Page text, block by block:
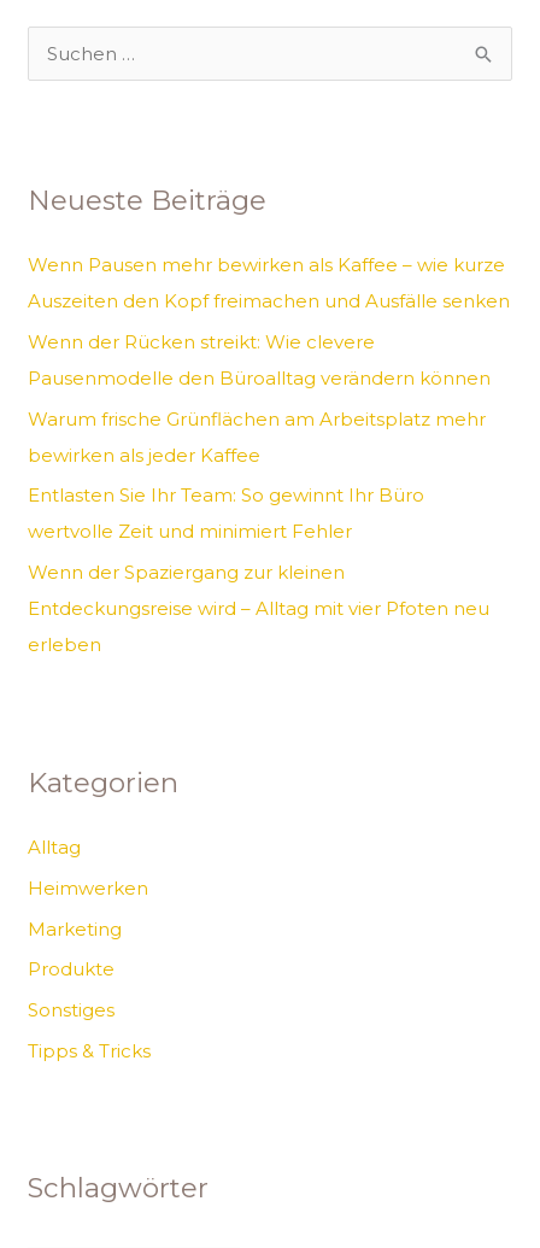
e
n
a
c
h
:
Neueste Beiträge
Wenn Pausen mehr bewirken als Kaffee – wie kurze
Auszeiten den Kopf freimachen und Ausfälle senken
Wenn der Rücken streikt: Wie clevere
Pausenmodelle den Büroalltag verändern können
Warum frische Grünflächen am Arbeitsplatz mehr
bewirken als jeder Kaffee
Entlasten Sie Ihr Team: So gewinnt Ihr Büro
wertvolle Zeit und minimiert Fehler
Wenn der Spaziergang zur kleinen
Entdeckungsreise wird – Alltag mit vier Pfoten neu
erleben
Kategorien
Alltag
Heimwerken
Marketing
Produkte
Sonstiges
Tipps & Tricks
Schlagwörter